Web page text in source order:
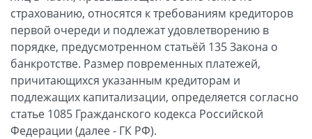
страхованию, относятся к требованиям кредиторов
первой очереди и подлежат удовлетворению в
порядке, предусмотренном статьёй 135 Закона о
банкротстве. Размер повременных платежей,
причитающихся указанным кредиторам и
подлежащих капитализации, определяется согласно
статье 1085 Гражданского кодекса Российской
Федерации (далее - ГК РФ).